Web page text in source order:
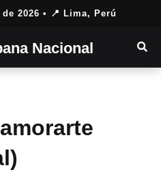
2026 • 📍 Lima, Perú
Nacional